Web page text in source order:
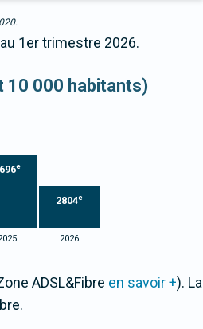
1er trimestre 2026.
10 000 habitants)
e
2804e
2026
ADSL&Fibre en savoir +). La